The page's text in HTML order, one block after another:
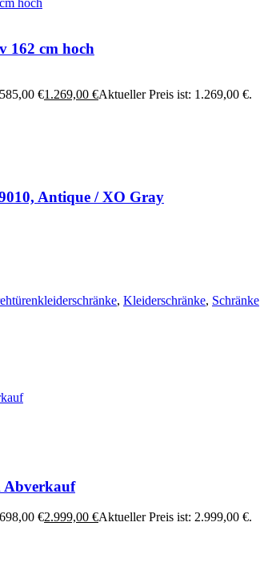
162 cm hoch
€1.269,00 €Aktueller Preis ist: 1.269,00 €.
Antique / XO Gray
, Kleiderschränke, Schränke
Abverkauf
€2.999,00 €Aktueller Preis ist: 2.999,00 €.